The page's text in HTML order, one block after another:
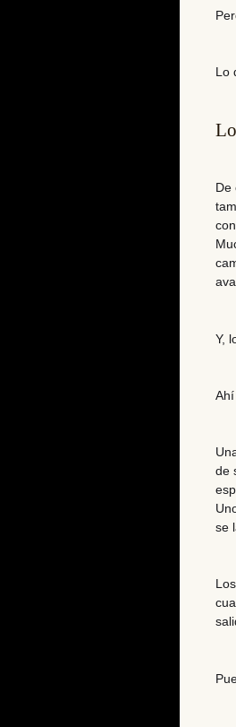
Lo
De
Y,
de
se